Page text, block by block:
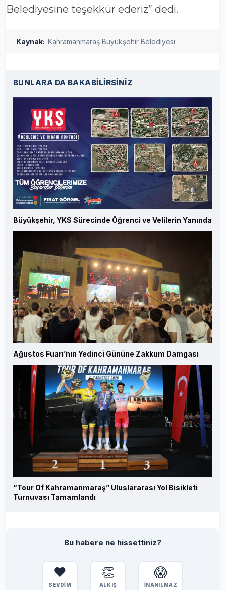
Belediyesine teşekkür ederiz” dedi.
Kaynak: Kahramanmaraş Büyükşehir Belediyesi
BUNLARA DA BAKABİLİRSİNİZ
Büyükşehir, YKS Sürecinde Öğrenci ve Velilerin Yanında
Ağustos Fuarı’nın Yedinci Gününe Zakkum Damgası
“Tour Of Kahramanmaraş” Uluslararası Yol Bisikleti
Turnuvası Tamamlandı
Bu habere ne hissettiniz?
❤️
SEVDİM
👏
ALKIŞ
😱
İNANILMAZ